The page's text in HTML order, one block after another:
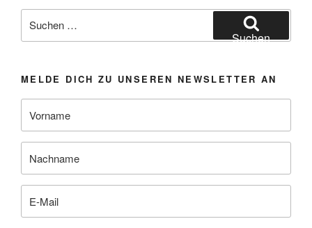
nach:
Suchen
MELDE DICH ZU UNSEREN NEWSLETTER AN